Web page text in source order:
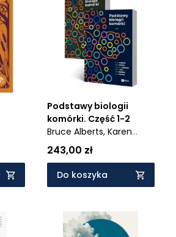
Podstawy biologii
komórki. Część 1-2
Bruce Alberts, Karen
Hopkin,Alexander
Johnson,David Morgan,
Keith Roberts,
Walter,
Rebecca Heald
243,00 zł
Do koszyka